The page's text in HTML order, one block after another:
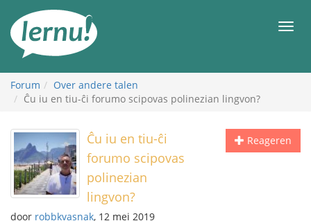
inhoud
Forum
Over andere talen
Ĉu iu en tiu-ĉi forumo scipovas polinezian lingvon?
Reageren
Ĉu iu en tiu-ĉi
forumo scipovas
polinezian
lingvon?
door robbkvasnak, 12 mei 2019